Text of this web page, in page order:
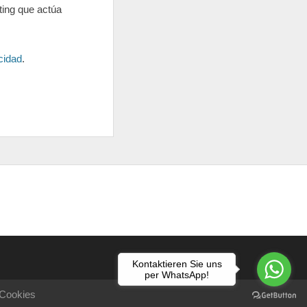
que actúa
.
Kontaktieren Sie uns
per WhatsApp!